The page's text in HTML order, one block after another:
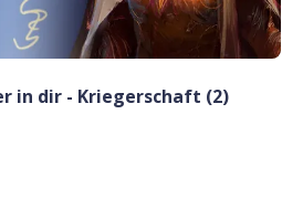
in dir - Kriegerschaft (2)